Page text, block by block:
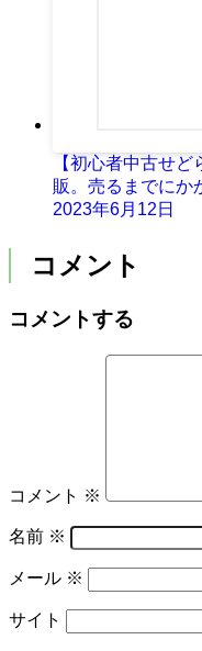
【初心者中古せ
販。売るまでにか
2023年6月12日
コメント
コメントする
コメント ※
名前 ※
メール ※
サイト